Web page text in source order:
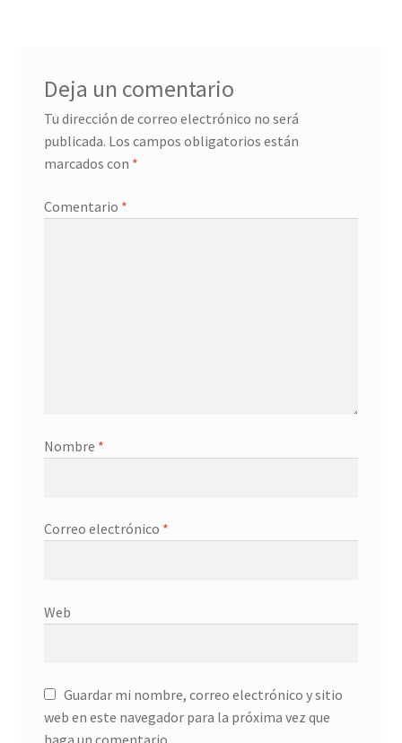
Deja un comentario
Tu dirección de correo electrónico no será
publicada. Los campos obligatorios están
marcados con *
Comentario *
Nombre *
Correo electrónico *
Web
Guardar mi nombre, correo electrónico y sitio
web en este navegador para la próxima vez que